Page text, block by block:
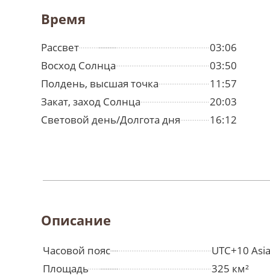
Время
Рассвет
03:06
Восход Солнца
03:50
Полдень, высшая точка
11:57
Закат, заход Солнца
20:03
Световой день/Долгота дня
16:12
Описание
Часовой пояс
UTC+10
Площадь
325 км²